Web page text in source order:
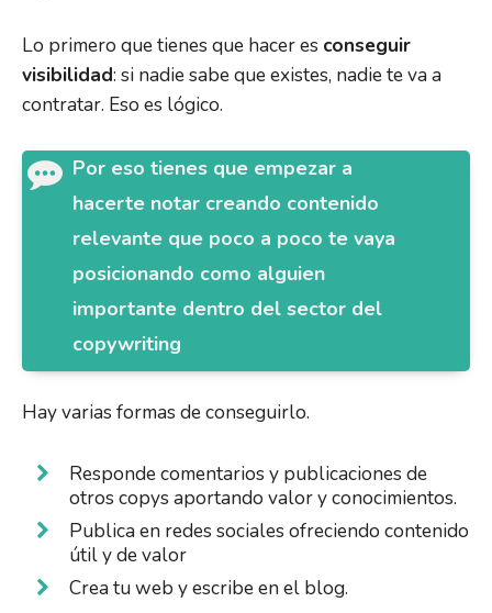
Lo primero que tienes que hacer es conseguir
visibilidad: si nadie sabe que existes, nadie te va a
contratar. Eso es lógico.
Por eso tienes que empezar a
hacerte notar creando contenido
relevante que poco a poco te vaya
posicionando como alguien
importante dentro del sector del
copywriting
Hay varias formas de conseguirlo.
Responde comentarios y publicaciones de
otros copys aportando valor y conocimientos.
Publica en redes sociales ofreciendo contenido
útil y de valor
Crea tu web y escribe en el blog.